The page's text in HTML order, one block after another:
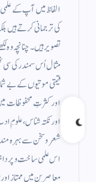
الفاظ میں آپ کے
کی ترجمانی کرتے ہیں
تصویر ہیں۔ چنانچہ وہ
مثال اُس سمندر کی سی
قیمتی موتیوں کے بے
اور کثرتِ محفوظات
اور نکتہ شناس، علومِ
شعر و سخن سے بہرہ
اس علمی ساخت و
معاصرین میں ممتاز